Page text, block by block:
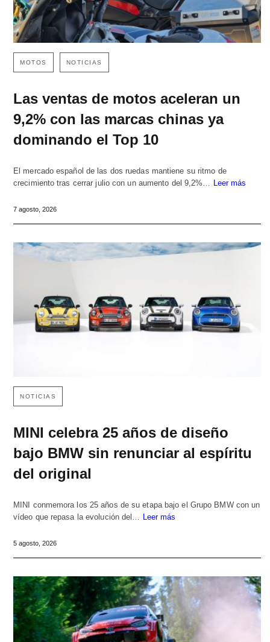
MOTOS NOTICIAS
Las ventas de motos aceleran un
9,2% con las marcas chinas ya
dominando el Top 10
El mercado español de las dos ruedas mantiene su ritmo de
crecimiento tras cerrar julio con un aumento del 9,2%… Leer más
7 agosto, 2026
NOTICIAS
MINI celebra 25 años de diseño
bajo BMW sin renunciar al espíritu
del original
MINI conmemora los 25 años de su etapa bajo el Grupo BMW con un
vídeo que repasa la evolución del…
Leer más
5 agosto, 2026